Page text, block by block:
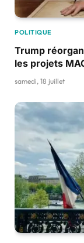
POLITIQUE
Trump
les projets
samedi, 18 juillet